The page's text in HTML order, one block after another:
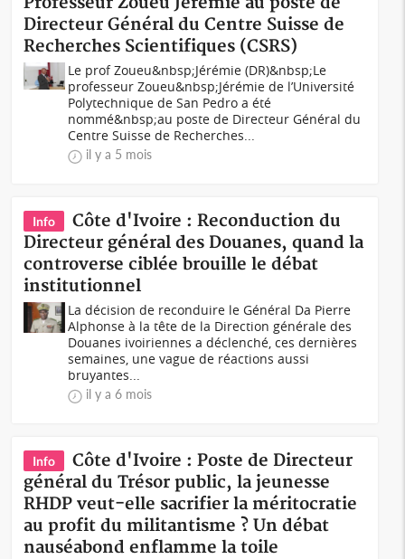
Directeur Général du Centre Suisse de
Recherches Scientifiques (CSRS)
Le prof Zoueu&nbsp;Jérémie (DR)&nbsp;Le
professeur Zoueu&nbsp;Jérémie de l’Université
Polytechnique de San Pedro a été
nommé&nbsp;au poste de Directeur Général du
Centre Suisse de Recherches...
il y a 5 mois
Info
Côte d'Ivoire : Reconduction du
Directeur général des Douanes, quand la
controverse ciblée brouille le débat
institutionnel
La décision de reconduire le Général Da Pierre
Alphonse à la tête de la Direction générale des
Douanes ivoiriennes a déclenché, ces dernières
semaines, une vague de réactions aussi
bruyantes...
il y a 6 mois
Info
Côte d'Ivoire : Poste de Directeur
général du Trésor public, la jeunesse
RHDP veut-elle sacrifier la méritocratie
au profit du militantisme ? Un débat
nauséabond enflamme la toile